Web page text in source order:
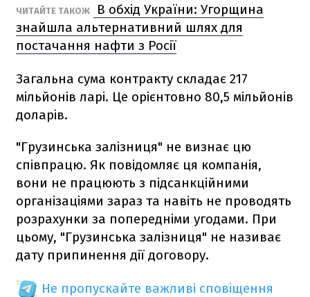
ЧИТАЙТЕ ТАКОЖ
В обхід України: Угорщина
знайшла альтернативний шлях для
постачання нафти з Росії
Загальна сума контракту складає 217
мільйонів ларі. Це орієнтовно 80,5 мільйонів
доларів.
"Грузинська залізниця" не визнає цю
співпрацю. Як повідомляє ця компанія,
вони не працюють з підсанкційними
організаціями зараз та навіть не проводять
розрахунки за попередніми угодами. При
цьому, "Грузинська залізниця" не називає
дату припинення дії договору.
Не пропускайте важливі сповіщення